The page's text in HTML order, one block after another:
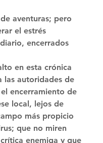
aventuras; pero
el estrés
encerrados
en esta crónica
las autoridades de
encerramiento de
local, lejos de
más propicio
que no miren
enemiga y que